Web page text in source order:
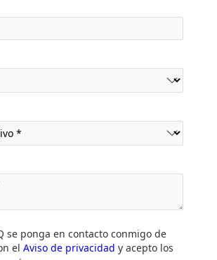
se ponga en contacto conmigo de
el Aviso de privacidad y acepto los